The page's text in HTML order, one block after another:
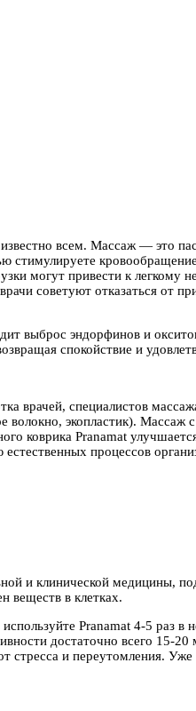
всем. Массаж — это
могут привести к
советуют отказаться от
выброс эндорфинов и
спокойствие и
специалистов
экопластик).
коврика Pranamat
процессов
и клинической медицины,
веществ в клетках.
Pranamat 4-5 раз
достаточно всего 15-
и переутомления.